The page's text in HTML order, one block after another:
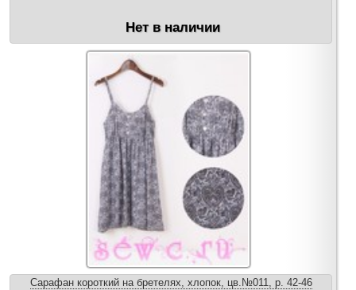
Нет в наличии
Сарафан короткий на бретелях, хлопок, цв.№011, р. 42-46